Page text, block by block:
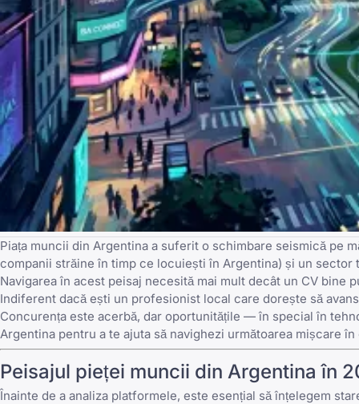
Piața muncii din Argentina a suferit o schimbare seismică pe
companii străine în timp ce locuiești în Argentina) și un
Navigarea în acest peisaj necesită mai mult decât un CV
Indiferent dacă ești un profesionist local care dorește să
Concurența este acerbă, dar oportunitățile — în special în
Argentina pentru a te ajuta să navighezi următoarea mișcare
Peisajul pieței muncii din Argentina în
Înainte de a analiza platformele, este esențial să înțelegem